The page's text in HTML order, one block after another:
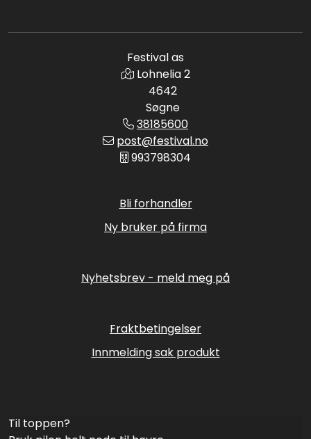
Festival as
Lohnelia 2
4642
Søgne
38185600
post@festival.no
993798304
Bli forhandler
Ny bruker på firma
Nyhetsbrev - meld meg på
Fraktbetingelser
Innmelding sak produkt
Til toppen?